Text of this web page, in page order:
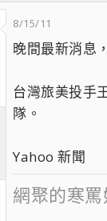
8/15/11
晚間最新消息
台灣旅美投手
隊。
Yahoo 新聞
網聚的寒